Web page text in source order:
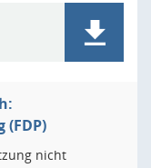
(FDP)
nicht